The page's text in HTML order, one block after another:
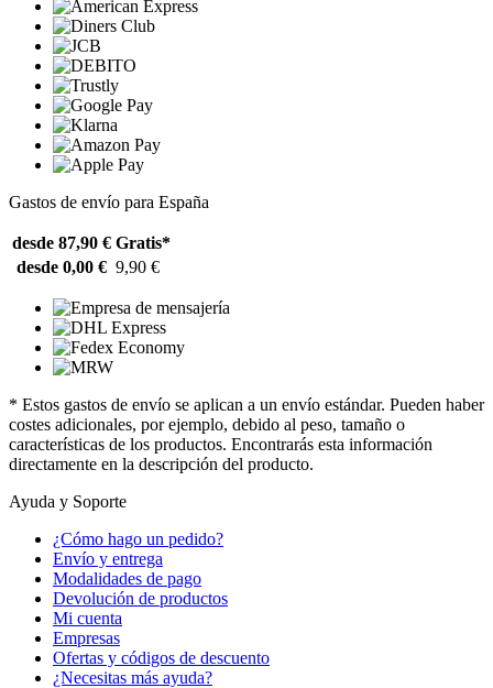
Gastos de envío para España
desde 87,90 € Gratis*
desde 0,00 € 9,90 €
* Estos gastos de envío se aplican a un envío estándar. Pueden haber
costes adicionales, por ejemplo, debido al peso, tamaño o
características de los productos. Encontrarás esta información
directamente en la descripción del producto.
Ayuda y Soporte
¿Cómo hago un pedido?
Envío y entrega
Modalidades de pago
Devolución de productos
Mi cuenta
Empresas
Ofertas y códigos de descuento
¿Necesitas más ayuda?